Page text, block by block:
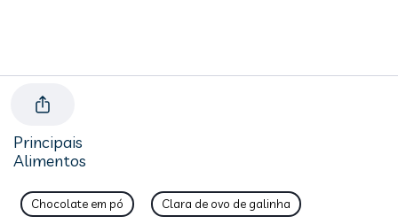
Principais
Alimentos
Chocolate em pó Clara de ovo de galinha